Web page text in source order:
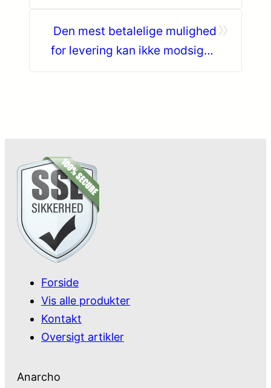
Den mest betalelige mulighed
for levering kan ikke modsiges
Forside
Vis alle produkter
Kontakt
Oversigt artikler
Anarcho